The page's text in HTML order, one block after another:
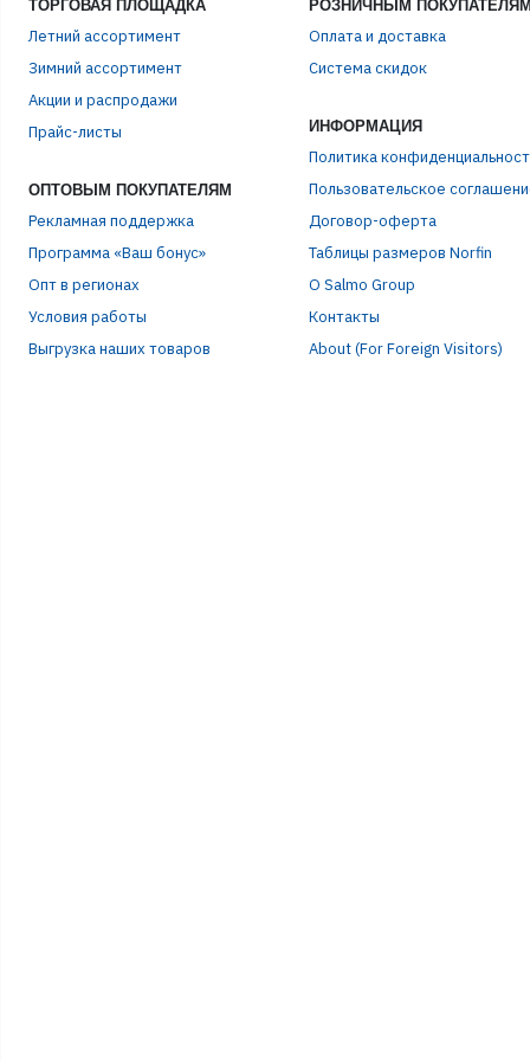
ТОРГОВАЯ ПЛОЩАДКА
Летний ассортимент
Зимний ассортимент
Акции и распродажи
Прайс-листы
ОПТОВЫМ ПОКУПАТЕЛЯМ
Рекламная поддержка
Программа «Ваш бонус»
Опт в регионах
Условия работы
Выгрузка наших товаров
РОЗНИЧНЫМ
Оплата и доставка
Система скидок
ИНФОРМАЦИЯ
Политика
Пользовательское
Договор-оферта
Таблицы размеров Norfin
О Salmo Group
Контакты
About (For Foreign Visitors)